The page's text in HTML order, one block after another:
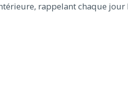
rappelant chaque jour